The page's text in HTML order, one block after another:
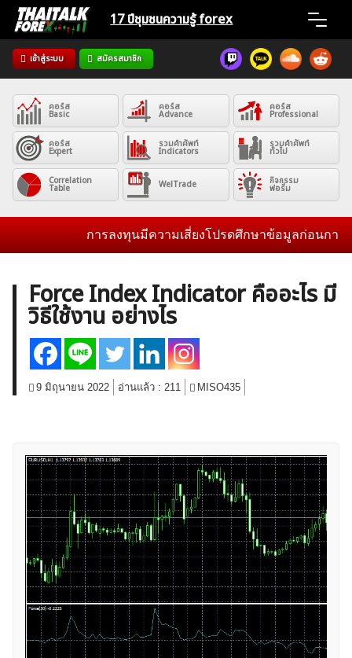
Skip
content
17 ปีชุมชนความรู้ forex
เข้าสู่ระบบ สมัครสมาชิก
Home
News
Articles
VPS Register
ค้นหา
สำหรับ:
คอร์ส
Basic
คอร์ส
Advance
คอร์ส
Professional
คอร์ส
Expert
รวมคำศัพท์
Indicators
รวมคำศัพท์
ทั่วไป
Correlation
Table WelTrade กิจกรรม
ฟอรั่ม
การลงทุนมีความเสี่ยงโปรดศึกษาข้อมูลก่อนการตัด
Force Index Indicator คืออะไร มี
วิธีใช้งาน อย่างไร
9 มิถุนายน 2022 อ่านแล้ว : 211 MISO435